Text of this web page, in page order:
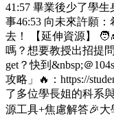
41:57 畢業後少了學
事46:53 向未來許願
去！ 【延伸資源】
嗎？想要教授出招提
get？快到&nbsp;＠
攻略」🔥：https://
了多位學長姐的科系
源工具+焦慮解答🎉大